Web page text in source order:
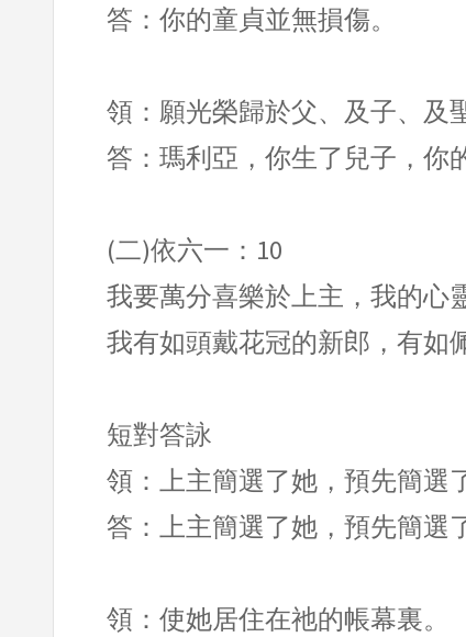
答：你的童貞並無損傷。
領：願光榮歸於父、及子、及
答：瑪利亞，你生了兒子，你
(二)依六一：10
我要萬分喜樂於上主，我的心
我有如頭戴花冠的新郎，有如
短對答詠
領：上主簡選了她，預先簡選
答：上主簡選了她，預先簡選
領：使她居住在祂的帳幕裏。